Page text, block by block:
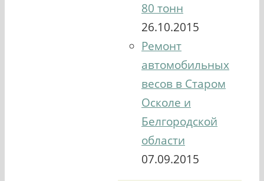
80 тонн
26.10.2015
Ремонт
автомобильных
весов в Старом
Осколе и
Белгородской
области
07.09.2015